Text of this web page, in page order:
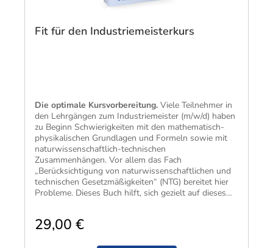
Fit für den Industriemeisterkurs
Die optimale Kursvorbereitung. Viele Teilnehmer in
den Lehrgängen zum Industriemeister (m/w/d) haben
zu Beginn Schwierigkeiten mit den mathematisch-
physikalischen Grundlagen und Formeln sowie mit
naturwissenschaftlich-technischen
Zusammenhängen. Vor allem das Fach
„Berücksichtigung von naturwissenschaftlichen und
technischen Gesetzmäßigkeiten“ (NTG) bereitet hier
Probleme. Dieses Buch hilft, sich gezielt auf dieses
der Schritt für Schritt die Grundlagen erläutert und
29,00 €